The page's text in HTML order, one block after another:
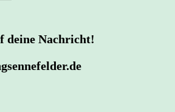
deine Nachricht!